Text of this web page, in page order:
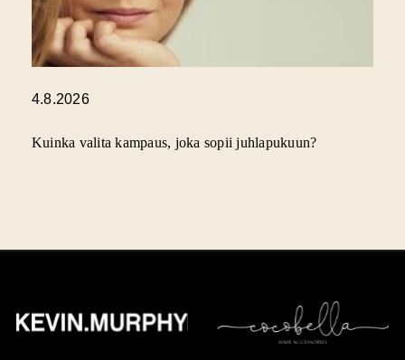
4.8.2026
Kuinka valita kampaus, joka sopii juhlapukuun?